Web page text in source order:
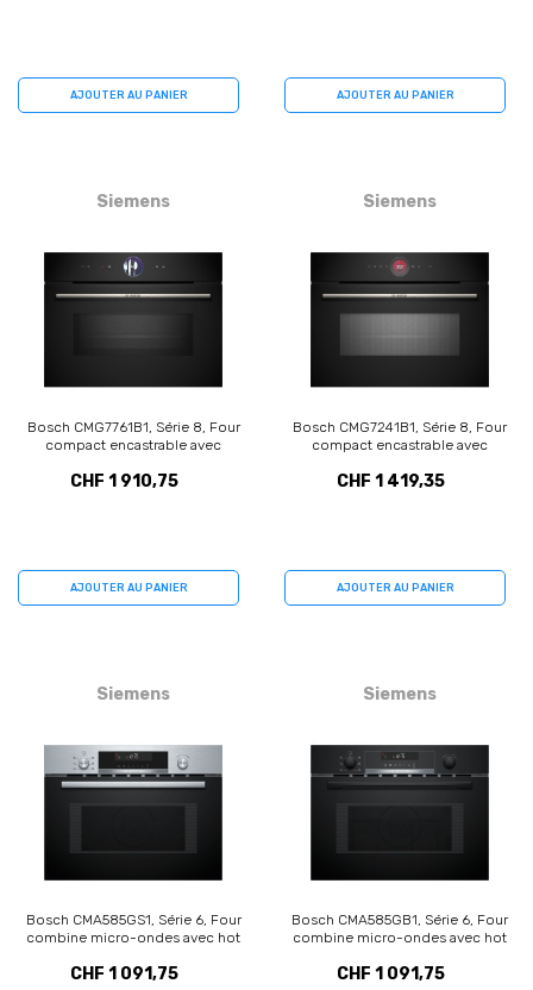
AJOUTER AU PANIER AJOUTER AU PANIER
Siemens
Bosch CMG7761B1, Série 8, Four
compact encastrable avec
cm, Noir
CHF 1 910,75
AJOUTER AU PANIER
Siemens
Bosch CMG7241B1, Série 8, Four
compact encastrable avec
cm, Noir
CHF 1 419,35
AJOUTER AU PANIER
Siemens
Bosch CMA585GS1, Série 6, Four
combine micro-ondes avec hot
CHF 1 091,75
Siemens
Bosch CMA585GB1, Série 6, Four
combine micro-ondes avec hot
CHF 1 091,75